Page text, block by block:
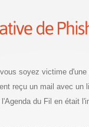
vous soyez victime
reçu un mail avec un
l'Agenda du Fil en était